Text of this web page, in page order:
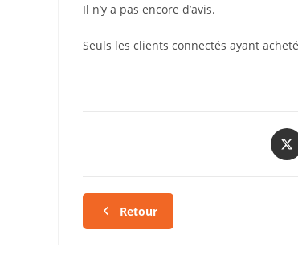
Il n’y a pas encore d’avis.
Seuls les clients connectés ayant
Retour